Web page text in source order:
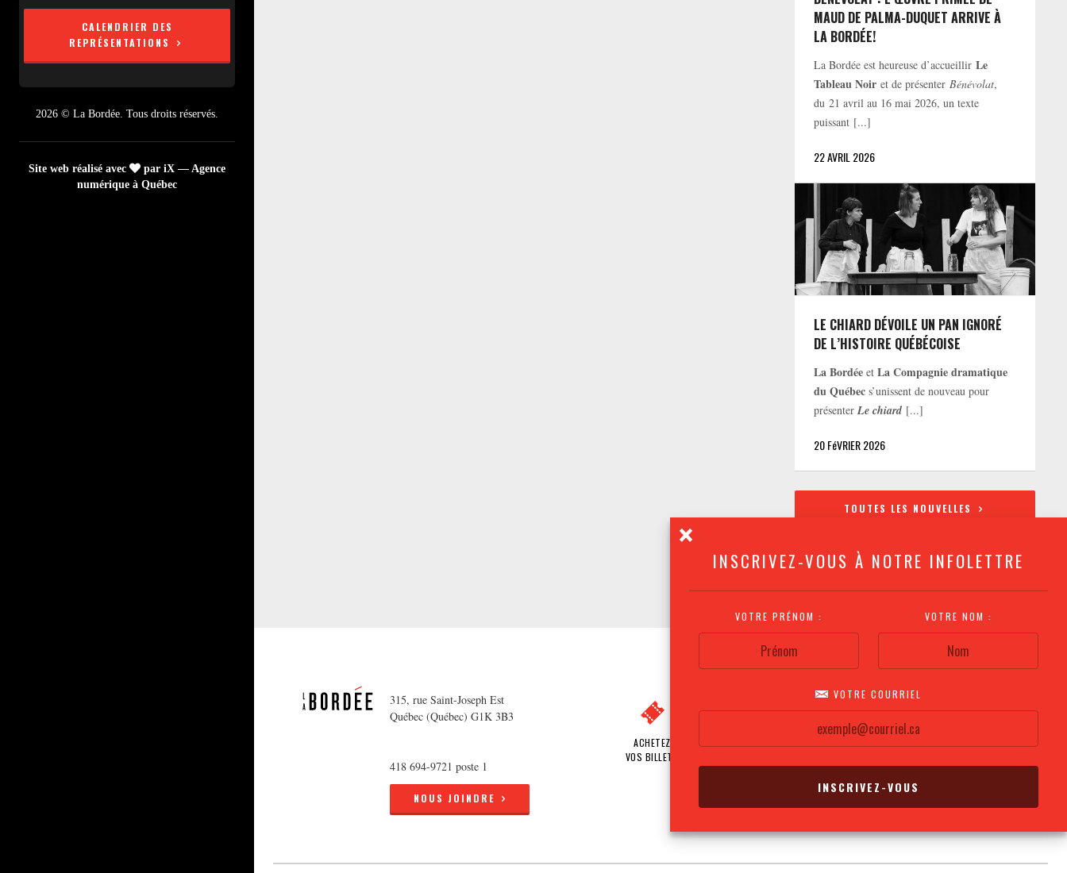
INSCRIVEZ-VOUS À NOTRE INFOLETTRE
VOTRE PRÉNOM : VOTRE NOM :
VOTRE COURRIEL
CALENDRIER DES
REPRÉSENTATIONS
2026 © La Bordée. Tous droits réservés.
Site web réalisé avec
par iX — Agence
numérique à Québec
MAUD DE PALMA-DUQUET ARRIVE À
LA BORDÉE!
La Bordée est heureuse d’accueillirLe
Tableau Noir et de présenterBénévolat,
du 21 avril au 16 mai 2026, un texte
puissant [...]
22 AVRIL 2026
LE CHIARD DÉVOILE UN PAN IGNORÉ
DE L’HISTOIRE QUÉBÉCOISE
La Bordée etLa Compagnie dramatique
du Québec s’unissent de nouveau pour
présenterLe chiard [...]
20 FéVRIER 2026
TOUTES LES NOUVELLES
315, rue Saint-Joseph Est
Québec (Québec) G1K 3B3
418 694-9721 poste 1
NOUS JOINDRE
ACHETEZ
VOS BILLETS